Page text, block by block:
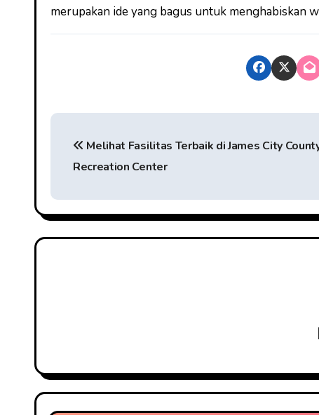
merupakan ide yang bagus untuk menghabiskan
P
t
n
a
Melihat Fasilitas Terbaik di James City
Recreation Center